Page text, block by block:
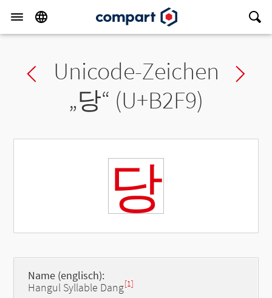
Previous char
Unicode-Zeichen
„당“ (U+B2F9)
당
Name (englisch):
Hangul Syllable Dang[1]